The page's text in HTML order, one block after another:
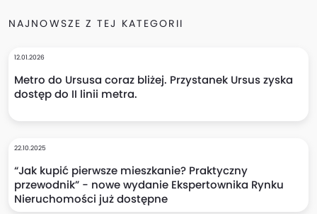
NAJNOWSZE Z TEJ KATEGORII
12.01.2026
Metro do Ursusa coraz bliżej. Przystanek Ursus zyska
dostęp do II linii metra.
22.10.2025
“Jak kupić pierwsze mieszkanie? Praktyczny
przewodnik” - nowe wydanie Ekspertownika Rynku
Nieruchomości już dostępne